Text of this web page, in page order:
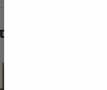
να σας